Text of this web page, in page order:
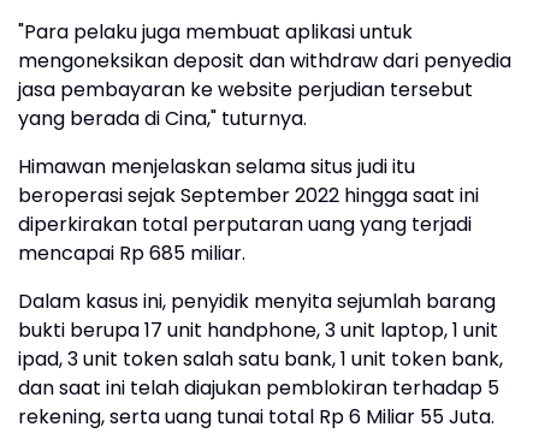
"Para pelaku juga membuat aplikasi untuk
mengoneksikan deposit dan withdraw dari penyedia
jasa pembayaran ke website perjudian tersebut
yang berada di Cina," tuturnya.
Himawan menjelaskan selama situs judi itu
beroperasi sejak September 2022 hingga saat ini
diperkirakan total perputaran uang yang terjadi
mencapai Rp 685 miliar.
Dalam kasus ini, penyidik menyita sejumlah barang
bukti berupa 17 unit handphone, 3 unit laptop, 1 unit
ipad, 3 unit token salah satu bank, 1 unit token bank,
dan saat ini telah diajukan pemblokiran terhadap 5
rekening, serta uang tunai total Rp 6 Miliar 55 Juta.